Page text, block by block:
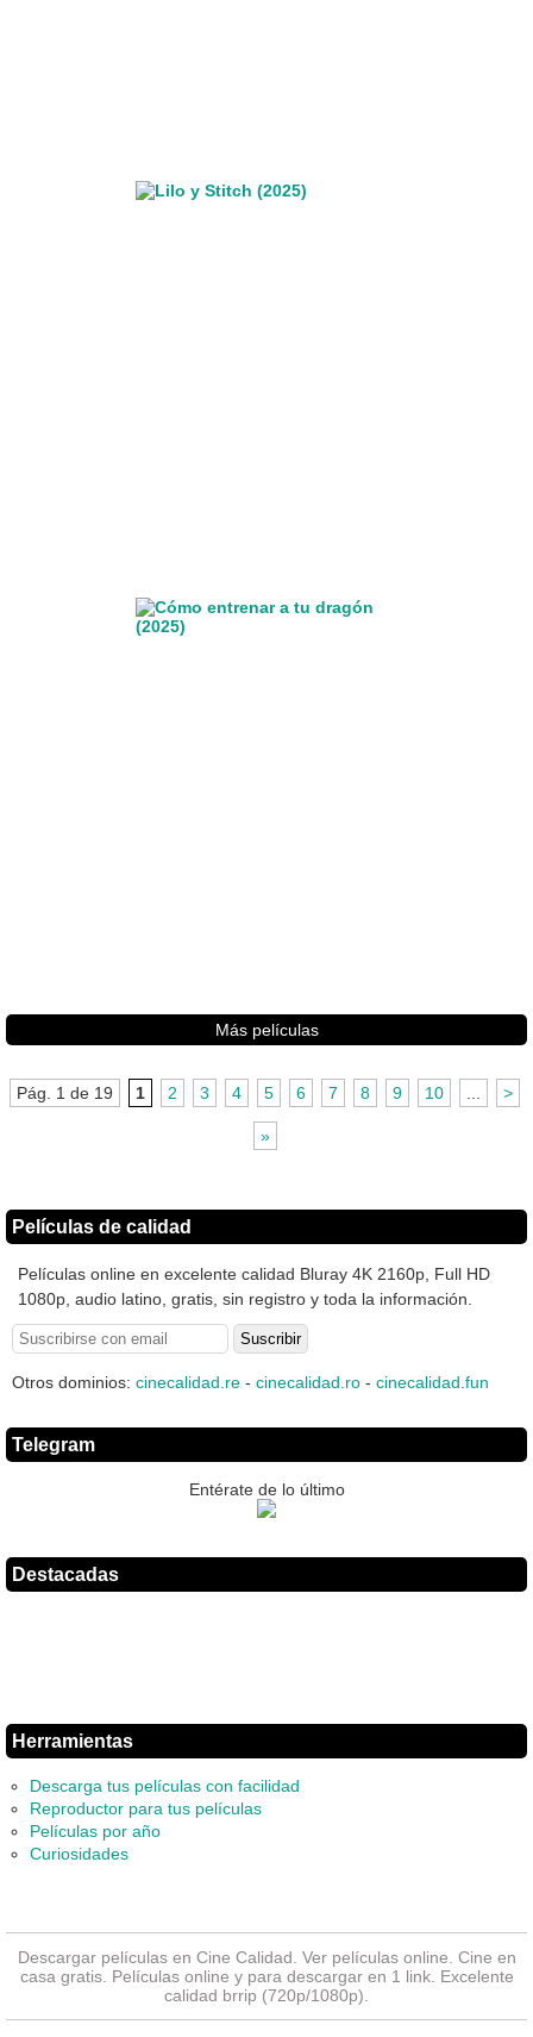
Más películas
Pág. 1 de 19 1 2 3 4 5 6 7 8 9 10 >
»
Películas de calidad
Películas online en excelente calidad Bluray 4K 2160p, Full HD
1080p, audio latino, gratis, sin registro y toda la información.
Otros dominios: cinecalidad.re - cinecalidad.ro - cinecalidad.fun
Telegram
Entérate de lo último
Destacadas
Herramientas
Descarga tus películas con facilidad
Reproductor para tus películas
Películas por año
Curiosidades
Descargar películas en Cine Calidad. Ver películas online . Cine en
casa gratis. Películas online y para descargar en 1 link. Excelente
calidad brrip (720p/1080p).